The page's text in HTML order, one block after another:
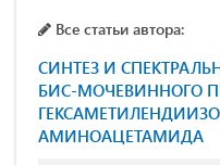
Все статьи автора:
СИНТЕЗ И
БИС-МОЧЕВИННОГО
АМИНОАЦЕТАМИДА